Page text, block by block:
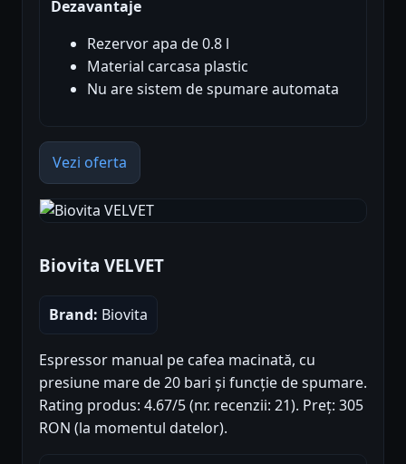
Dezavantaje
Rezervor apa de 0.8 l
Material carcasa plastic
Nu are sistem de spumare automata
Vezi oferta
Biovita VELVET
Brand: Biovita
Espressor manual pe cafea macinată, cu
presiune mare de 20 bari și funcție de spumare.
Rating produs: 4.67/5 (nr. recenzii: 21). Preț: 305
RON (la momentul datelor).